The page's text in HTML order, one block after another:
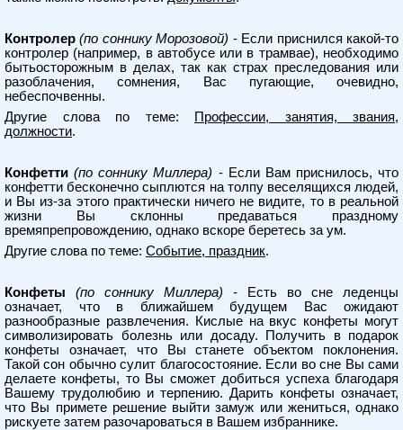
Контролер (по соннику Морозовой) - Если приснился какой-то
контролер (например, в автобусе или в трамвае), необходимо
бытьосторожным в делах, так как страх преследования или
разоблачения, сомнения, Вас пугающие, очевидно,
небеспочвенны.
Другие слова по теме:
Профессии, занятия, звания,
должности.
Конфетти (по соннику Миллера) - Если Вам приснилось, что
конфетти бесконечно сыплются на толпу веселящихся людей,
и Вы из-за этого практически ничего не видите, то в реальной
жизни Вы склонны предаваться праздному
времяпрепровождению, однако вскоре беретесь за ум.
Другие слова по теме: Событие, праздник.
Конфеты (по соннику Миллера) - Есть во сне леденцы
означает, что в ближайшем будущем Вас ожидают
разнообразные развлечения. Кислые на вкус конфеты могут
символизировать болезнь или досаду. Получить в подарок
конфеты означает, что Вы станете объектом поклонения.
Такой сон обычно сулит благосостояние. Если во сне Вы сами
делаете конфеты, то Вы сможет добиться успеха благодаря
Вашему трудолюбию и терпению. Дарить конфеты означает,
что Вы примете решение выйти замуж или жениться, однако
рискуете затем разочароваться в Вашем избраннике.